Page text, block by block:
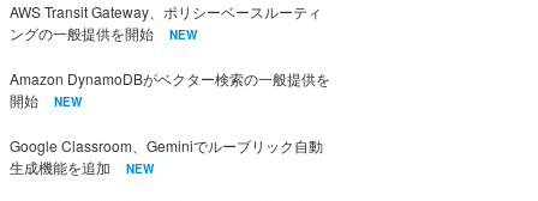
AWS Transit Gateway、ポリシーベースルーティ
ングの一般提供を開始
NEW
Amazon DynamoDBがベクター検索の一般提供を
開始
NEW
Google Classroom、Geminiでルーブリック自動
生成機能を追加
NEW